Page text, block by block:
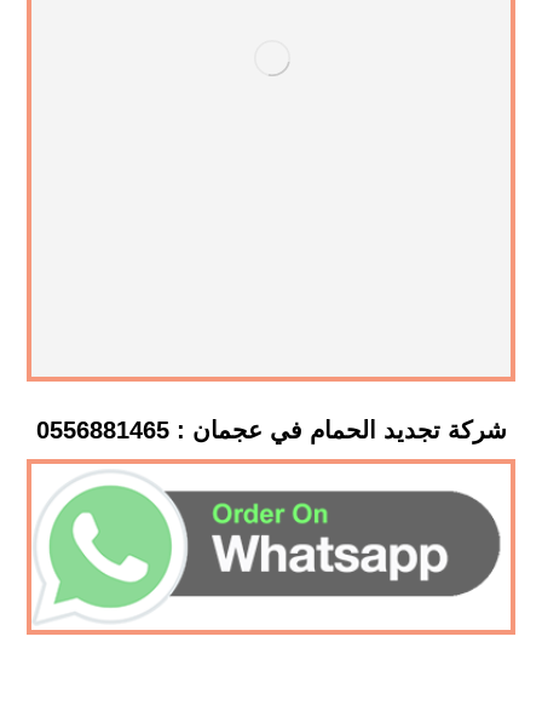
شركة تجديد الحمام في عجمان : 0556881465